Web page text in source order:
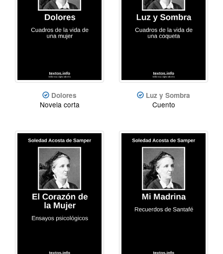
Dolores
Novela corta
Luz y Sombra
Cuento